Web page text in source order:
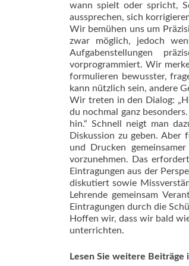
wann spielt oder spricht,
aussprechen, sich
Wir bemühen uns um
zwar möglich, jedoch
Aufgabenstellungen
vorprogrammiert. Wir
formulieren bewusster,
kann nützlich sein, andere
Wir treten in den Dialog:
du nochmal ganz
hin.“ Schnell neigt man
Diskussion zu geben.
und Drucken
vorzunehmen. Das
Eintragungen aus der
diskutiert sowie
Lehrende gemeinsam
Eintragungen durch die
Hoffen wir, dass wir bald
unterrichten.
Lesen Sie weitere Beiträge